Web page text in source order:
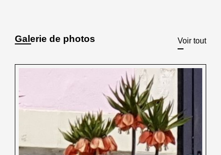
Galerie de photos Voir tout